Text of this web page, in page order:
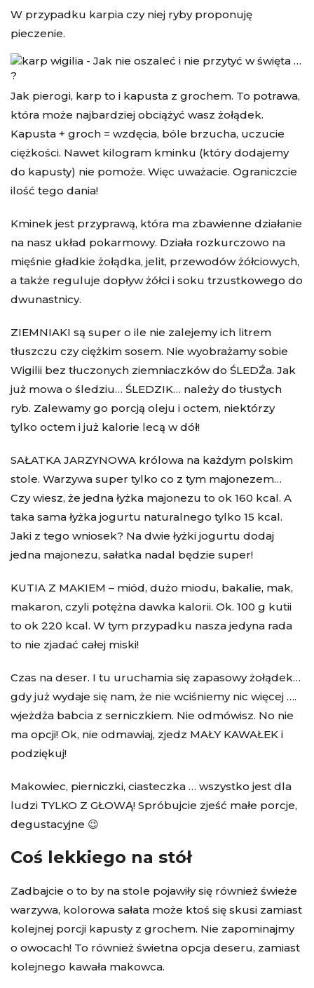
W przypadku karpia czy niej ryby proponuję
pieczenie.
Jak pierogi, karp to i kapusta z grochem. To potrawa,
która może najbardziej obciążyć wasz żołądek.
Kapusta + groch = wzdęcia, bóle brzucha, uczucie
ciężkości. Nawet kilogram kminku (który dodajemy
do kapusty) nie pomoże. Więc uważacie. Ograniczcie
ilość tego dania!
Kminek jest przyprawą, która ma zbawienne działanie
na nasz układ pokarmowy. Działa rozkurczowo na
mięśnie gładkie żołądka, jelit, przewodów żółciowych,
a także reguluje dopływ żółci i soku trzustkowego do
dwunastnicy.
ZIEMNIAKI są super o ile nie zalejemy ich litrem
tłuszczu czy ciężkim sosem. Nie wyobrażamy sobie
Wigilii bez tłuczonych ziemniaczków do ŚLEDŹa. Jak
już mowa o śledziu… ŚLEDZIK… należy do tłustych
ryb. Zalewamy go porcją oleju i octem, niektórzy
tylko octem i już kalorie lecą w dół!
SAŁATKA JARZYNOWA królowa na każdym polskim
stole. Warzywa super tylko co z tym majonezem…
Czy wiesz, że jedna łyżka majonezu to ok 160 kcal. A
taka sama łyżka jogurtu naturalnego tylko 15 kcal.
Jaki z tego wniosek? Na dwie łyżki jogurtu dodaj
jedna majonezu, sałatka nadal będzie super!
KUTIA Z MAKIEM – miód, dużo miodu, bakalie, mak,
makaron, czyli potężna dawka kalorii. Ok. 100 g kutii
to ok 220 kcal. W tym przypadku nasza jedyna rada
to nie zjadać całej miski!
Czas na deser. I tu uruchamia się zapasowy żołądek…
gdy już wydaje się nam, że nie wciśniemy nic więcej ….
wjeżdża babcia z serniczkiem. Nie odmówisz. No nie
ma opcji! Ok, nie odmawiaj, zjedz MAŁY KAWAŁEK i
podziękuj!
Makowiec, pierniczki, ciasteczka … wszystko jest dla
ludzi TYLKO Z GŁOWĄ! Spróbujcie zjeść małe porcje,
degustacyjne 😉
Coś lekkiego na stół
Zadbajcie o to by na stole pojawiły się również świeże
warzywa, kolorowa sałata może ktoś się skusi zamiast
kolejnej porcji kapusty z grochem. Nie zapominajmy
o owocach! To również świetna opcja deseru, zamiast
kolejnego kawała makowca.